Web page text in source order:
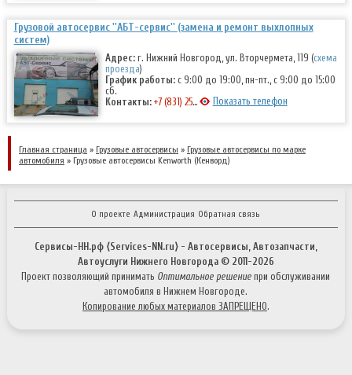
Грузовой автосервис ''АБТ-сервис'' (замена и ремонт выхлопных
систем)
Адрес: г. Нижний Новгород, ул. Вторчермета, 119 (схема
проезда)
График работы: с 9:00 до 19:00, пн-пт., с 9:00 до 15:00
сб.
Контакты: +7 (831) 257-73-63 ,+7 (831) 415-13-48
Показать телефон
Главная страница » Грузовые автосервисы » Грузовые автосервисы по марке
автомобиля » Грузовые автосервисы Kenworth (Кенворд)
О проекте Администрация Обратная связь
Сервисы-НН.рф ⟨Services-NN.ru⟩ - Автосервисы, Автозапчасти,
Автоуслуги Нижнего Новгорода © 2011-2026
Проект позволяющий принимать Оптимальное решение при обслуживании
автомобиля в Нижнем Новгороде.
Копирование любых материалов ЗАПРЕЩЕНО.